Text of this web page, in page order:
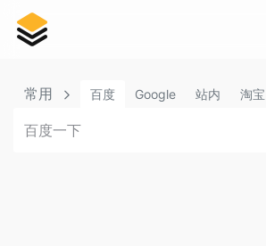
常用 百度 Google 站内 淘宝